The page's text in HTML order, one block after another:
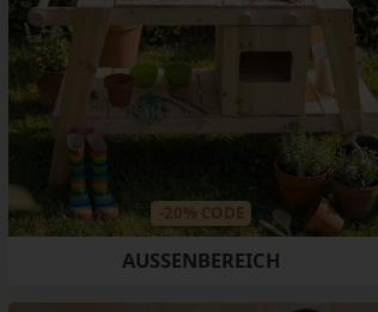
AUSSENBEREICH